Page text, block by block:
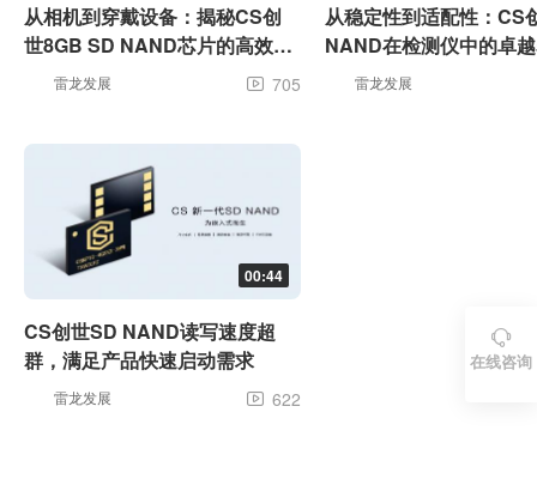
从相机到穿戴设备：揭秘CS创
世8GB SD NAND芯片的高效稳
定存储之道
雷龙发展  705
从稳定性到适配性：CS
NAND在检测仪中的卓
雷龙发展
00:44
CS创世SD NAND读写速度超
群，满足产品快速启动需求
雷龙发展  622

在线咨询